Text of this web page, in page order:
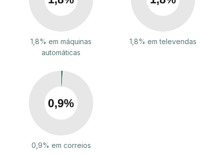
1,8% em máquinas
automáticas
1,8% em televendas
0,9% em correios